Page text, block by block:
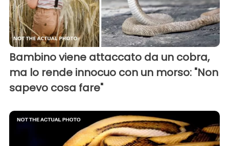
Bambino viene attaccato da un cobra,
ma lo rende innocuo con un morso: "Non
sapevo cosa fare"